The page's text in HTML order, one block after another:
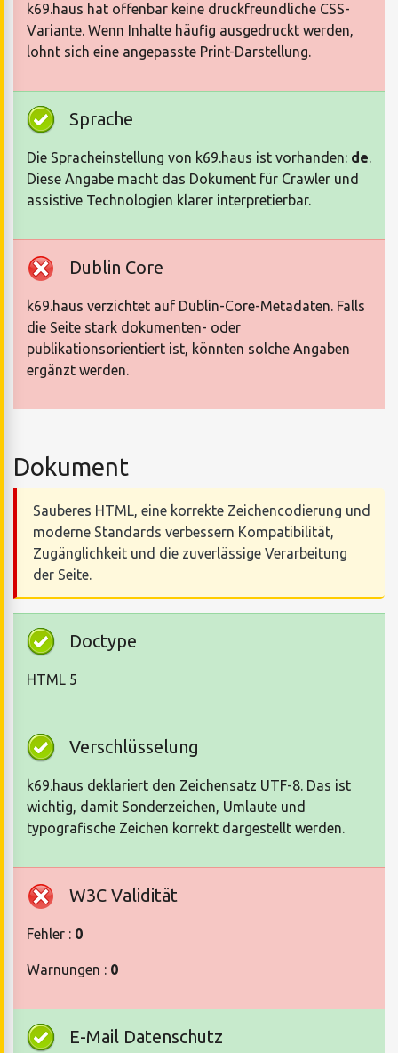
k69.haus hat offenbar keine druckfreundliche CSS-
Variante. Wenn Inhalte häufig ausgedruckt werden,
lohnt sich eine angepasste Print-Darstellung.
Sprache
Die Spracheinstellung von k69.haus ist vorhanden: de.
Diese Angabe macht das Dokument für Crawler und
assistive Technologien klarer interpretierbar.
Dublin Core
k69.haus verzichtet auf Dublin-Core-Metadaten. Falls
die Seite stark dokumenten- oder
publikationsorientiert ist, könnten solche Angaben
ergänzt werden.
Dokument
Sauberes HTML, eine korrekte Zeichencodierung und
moderne Standards verbessern Kompatibilität,
Zugänglichkeit und die zuverlässige Verarbeitung
der Seite.
Doctype
HTML 5
Verschlüsselung
k69.haus deklariert den Zeichensatz UTF-8. Das ist
wichtig, damit Sonderzeichen, Umlaute und
typografische Zeichen korrekt dargestellt werden.
W3C Validität
Fehler : 0
Warnungen : 0
E-Mail Datenschutz